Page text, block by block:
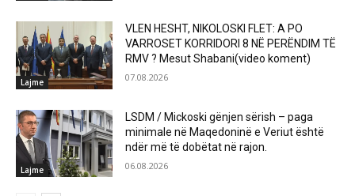
Lajme
VLEN HESHT, NIKOLOSKI FLET: A PO
VARROSET KORRIDORI 8 NË PERËNDIM TË
RMV ? Mesut Shabani(video koment)
07.08.2026
Lajme
LSDM / Mickoski gënjen sërish – paga
minimale në Maqedoninë e Veriut është
ndër më të dobëtat në rajon.
06.08.2026